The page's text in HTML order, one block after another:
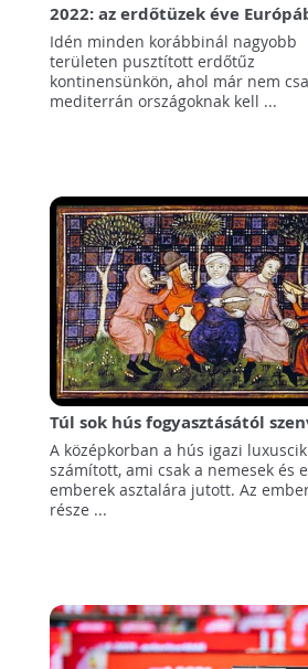
2022: az erdőtüzek éve
Idén minden korábbinál nagyobb
területen pusztított erdőtűz
kontinensünkön, ahol már nem
mediterrán országoknak kell ...
Túl sok hús fogyasztásától
a középkori szerzetesek
A középkorban a hús igazi
számított, ami csak a nemesek és
emberek asztalára jutott. Az
része ...